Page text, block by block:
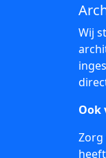
Wij
Ook
Zorg